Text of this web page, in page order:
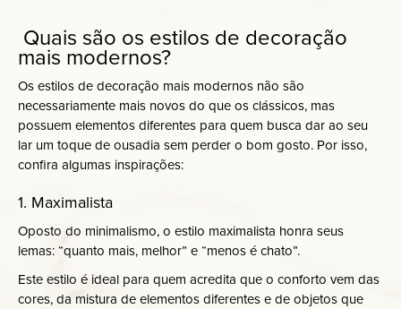
Quais são os estilos de decoração
mais modernos?
Os estilos de decoração mais modernos não são
necessariamente mais novos do que os clássicos, mas
possuem elementos diferentes para quem busca dar ao seu
lar um toque de ousadia sem perder o bom gosto. Por isso,
confira algumas inspirações:
1. Maximalista
Oposto do minimalismo, o estilo maximalista honra seus
lemas: “quanto mais, melhor” e “menos é chato”.
Este estilo é ideal para quem acredita que o conforto vem das
cores, da mistura de elementos diferentes e de objetos que